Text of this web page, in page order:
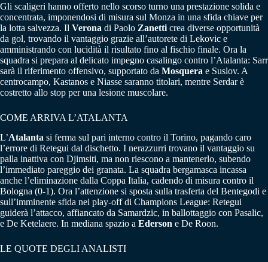
Gli scaligeri hanno offerto nello scorso turno una prestazione solida e
concentrata, imponendosi di misura sul Monza in una sfida chiave per
la lotta salvezza. Il Verona di Paolo Zanetti crea diverse opportunità
da gol, trovando il vantaggio grazie all’autorete di Lekovic e
amministrando con lucidità il risultato fino al fischio finale. Ora la
squadra si prepara al delicato impegno casalingo contro l’Atalanta: Sarr
sarà il riferimento offensivo, supportato da Mosquera e Suslov. A
centrocampo, Kastanos e Niasse saranno titolari, mentre Serdar è
costretto allo stop per una lesione muscolare.
COME ARRIVA L’ATALANTA
L’Atalanta si ferma sul pari interno contro il Torino, pagando caro
l’errore di Retegui dal dischetto. I nerazzurri trovano il vantaggio su
palla inattiva con Djimsiti, ma non riescono a mantenerlo, subendo
l’immediato pareggio dei granata. La squadra bergamasca incassa
anche l’eliminazione dalla Coppa Italia, cadendo di misura contro il
Bologna (0-1). Ora l’attenzione si sposta sulla trasferta del Bentegodi e
sull’imminente sfida nei play-off di Champions League: Retegui
guiderà l’attacco, affiancato da Samardzic, in ballottaggio con Pasalic,
e De Ketelaere. In mediana spazio a Ederson e De Roon.
LE QUOTE DEGLI ANALISTI